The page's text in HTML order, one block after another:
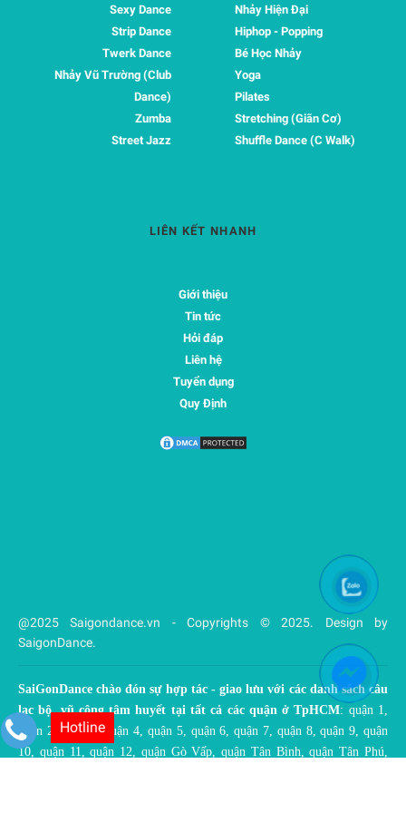
Sexy Dance
Strip Dance
Twerk Dance
Nhảy Vũ Trường (Club
Dance)
Zumba
Street Jazz
Nhảy Hiện Đại
Hiphop - Popping
Bé Học Nhảy
Yoga
Pilates
Stretching (Giãn Cơ)
Shuffle Dance (C Walk)
LIÊN KẾT NHANH
Giới thiệu
Tin tức
Hỏi đáp
Liên hệ
Tuyển dụng
Quy Định
@2025 Saigondance.vn - Copyrights © 2025. Design by
SaigonDance.
SaiGonDance chào đón sự hợp tác - giao lưu với các danh sách câu
lạc bộ, vũ công tâm huyết tại tất cả các quận ở TpHCM: quận 1,
quận 2, quận 3, quận 4, quận 5, quận 6, quận 7, quận 8, quận 9, quận
10, quận 11, quận 12, quận Gò Vấp, quận Tân Bình, quận Tân Phú,
Hotline